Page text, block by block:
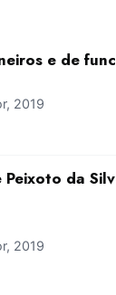
e de
2019
da
2019